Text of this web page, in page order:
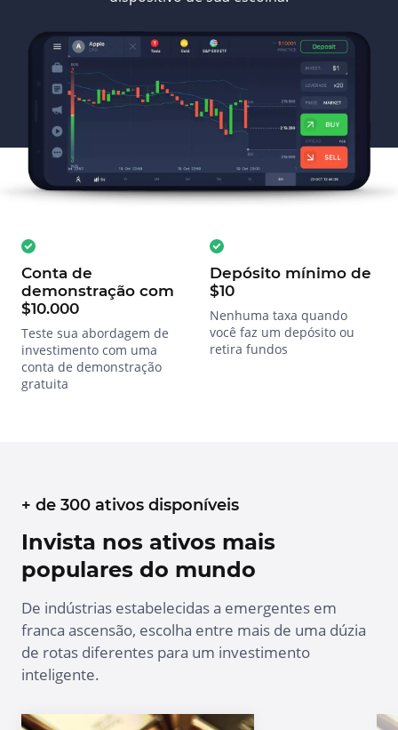
Conta de
demonstração com
$10.000
Teste sua abordagem de
investimento com uma
conta de demonstração
gratuita
Depósito mínimo de
$10
Nenhuma taxa quando
você faz um depósito ou
retira fundos
+ de 300 ativos disponíveis
Invista nos ativos mais
populares do mundo
De indústrias estabelecidas a emergentes em
franca ascensão, escolha entre mais de uma dúzia
de rotas diferentes para um investimento
inteligente.